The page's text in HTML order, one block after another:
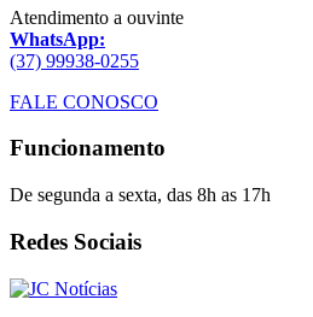
Atendimento a ouvinte
WhatsApp:
(37) 99938-0255
FALE CONOSCO
Funcionamento
De segunda a sexta, das 8h as 17h
Redes Sociais